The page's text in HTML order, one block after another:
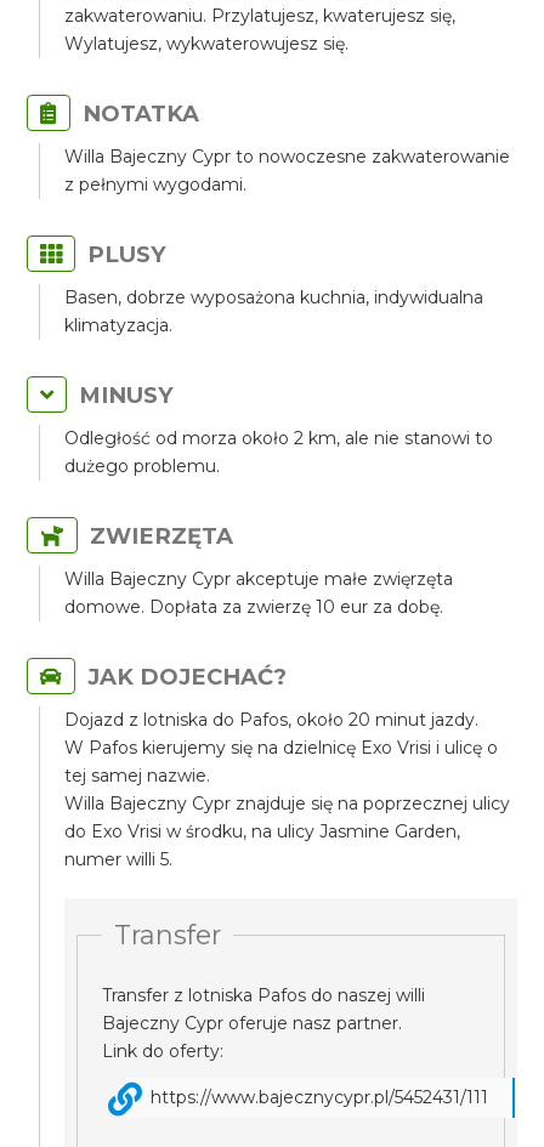
zakwaterowaniu. Przylatujesz, kwaterujesz się,
Wylatujesz, wykwaterowujesz się.
NOTATKA
Willa Bajeczny Cypr to nowoczesne zakwaterowanie
z pełnymi wygodami.
PLUSY
Basen, dobrze wyposażona kuchnia, indywidualna
klimatyzacja.
MINUSY
Odległość od morza około 2 km, ale nie stanowi to
dużego problemu.
ZWIERZĘTA
Willa Bajeczny Cypr akceptuje małe zwięrzęta
domowe. Dopłata za zwierzę 10 eur za dobę.
JAK DOJECHAĆ?
Dojazd z lotniska do Pafos, około 20 minut jazdy.
W Pafos kierujemy się na dzielnicę Exo Vrisi i ulicę o
tej samej nazwie.
Willa Bajeczny Cypr znajduje się na poprzecznej ulicy
do Exo Vrisi w środku, na ulicy Jasmine Garden,
numer willi 5.
Transfer
Transfer z lotniska Pafos do naszej willi
Bajeczny Cypr oferuje nasz partner.
Link do oferty:
https://www.bajecznycypr.pl/5452431/111